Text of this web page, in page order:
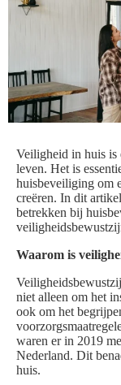
Veiligheid in huis is
leven. Het is
huisbeveiliging om
creëren. In dit
betrekken bij
Waarom is
niet alleen om het
ook om het
waren er in 2019
Nederland. Dit
huis.